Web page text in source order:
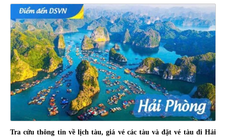
Tra cứu thông tin về lịch tàu, giá vé các tàu và đặt vé tàu đi Hải